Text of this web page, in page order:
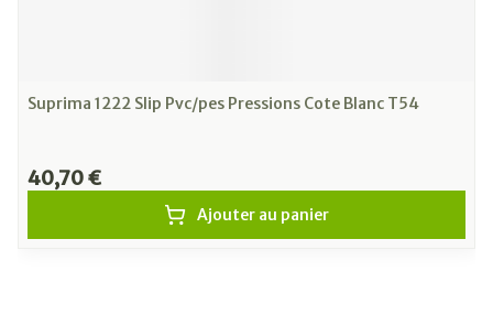
Suprima 1222 Slip Pvc/pes Pressions Cote Blanc T54
40,70 €
Ajouter au panier